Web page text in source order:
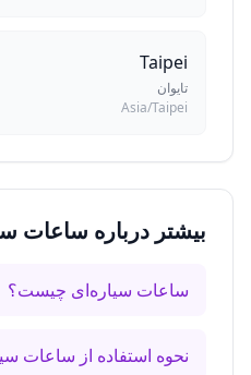
Taipei
تایوان
Asia/Taipei
بیشتر درباره ساعات
ساعات سیاره‌ای چیست؟
نحوه استفاده از ساعات